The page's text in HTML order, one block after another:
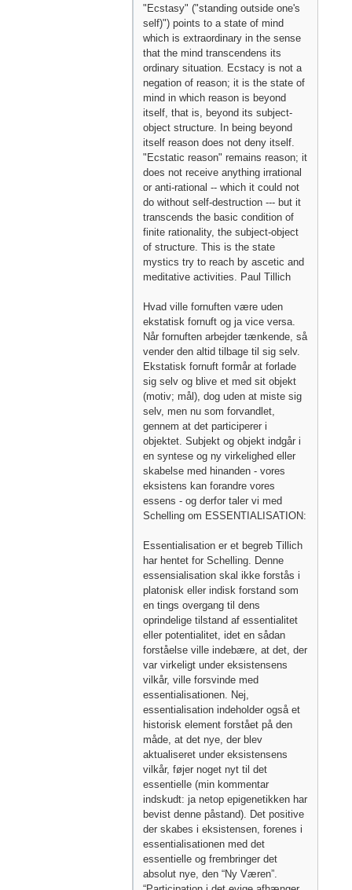
"Ecstasy" ("standing outside one's
self)") points to a state of mind
which is extraordinary in the sense
that the mind transcendens its
ordinary situation. Ecstacy is not a
negation of reason; it is the state of
mind in which reason is beyond
itself, that is, beyond its subject-
object structure. In being beyond
itself reason does not deny itself.
"Ecstatic reason" remains reason; it
does not receive anything irrational
or anti-rational -- which it could not
do without self-destruction --- but it
transcends the basic condition of
finite rationality, the subject-object
of structure. This is the state
mystics try to reach by ascetic and
meditative activities. Paul Tillich
Hvad ville fornuften være uden
ekstatisk fornuft og ja vice versa.
Når fornuften arbejder tænkende, så
vender den altid tilbage til sig selv.
Ekstatisk fornuft formår at forlade
sig selv og blive et med sit objekt
(motiv; mål), dog uden at miste sig
selv, men nu som forvandlet,
gennem at det participerer i
objektet. Subjekt og objekt indgår i
en syntese og ny virkelighed eller
skabelse med hinanden - vores
eksistens kan forandre vores
essens - og derfor taler vi med
Schelling om ESSENTIALISATION:
Essentialisation er et begreb Tillich
har hentet for Schelling. Denne
essensialisation skal ikke forstås i
platonisk eller indisk forstand som
en tings overgang til dens
oprindelige tilstand af essentialitet
eller potentialitet, idet en sådan
forståelse ville indebære, at det, der
var virkeligt under eksistensens
vilkår, ville forsvinde med
essentialisationen. Nej,
essentialisation indeholder også et
historisk element forstået på den
måde, at det nye, der blev
aktualiseret under eksistensens
vilkår, føjer noget nyt til det
essentielle (min kommentar
indskudt: ja netop epigenetikken har
bevist denne påstand). Det positive
der skabes i eksistensen, forenes i
essentialisationen med det
essentielle og frembringer det
absolut nye, den “Ny Væren”.